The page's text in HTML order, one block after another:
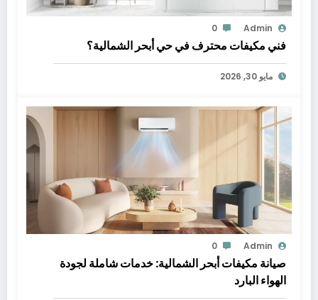
Admin
0
فني مكيفات محترف في حي أبحر الشمالية؟
مايو 30, 2026
Admin
0
صيانة مكيفات أبحر الشمالية: خدمات شاملة لجودة
الهواء البارد